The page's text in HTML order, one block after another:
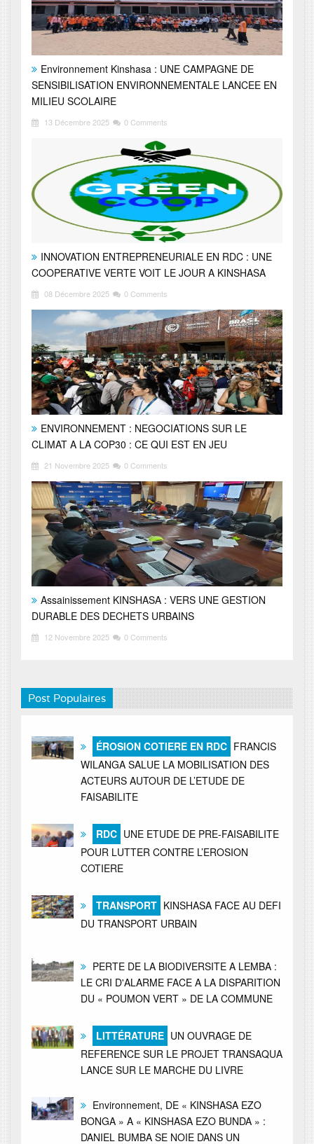
Environnement Kinshasa : UNE CAMPAGNE DE
SENSIBILISATION ENVIRONNEMENTALE LANCEE EN
MILIEU SCOLAIRE
13 Décembre 2025 0 Comments
INNOVATION ENTREPRENEURIALE EN RDC : UNE
COOPERATIVE VERTE VOIT LE JOUR A KINSHASA
08 Décembre 2025 0 Comments
ENVIRONNEMENT : NEGOCIATIONS SUR LE
CLIMAT A LA COP30 : CE QUI EST EN JEU
21 Novembre 2025 0 Comments
Assainissement KINSHASA : VERS UNE GESTION
DURABLE DES DECHETS URBAINS
12 Novembre 2025 0 Comments
Post Populaires
ÉROSION COTIERE EN RDC FRANCIS
WILANGA SALUE LA MOBILISATION DES
ACTEURS AUTOUR DE L’ETUDE DE
FAISABILITE
RDC UNE ETUDE DE PRE-FAISABILITE
POUR LUTTER CONTRE L’EROSION
COTIERE
TRANSPORT KINSHASA FACE AU DEFI
DU TRANSPORT URBAIN
PERTE DE LA BIODIVERSITE A LEMBA :
LE CRI D'ALARME FACE A LA DISPARITION
DU « POUMON VERT » DE LA COMMUNE
LITTÉRATURE UN OUVRAGE DE
REFERENCE SUR LE PROJET TRANSAQUA
LANCE SUR LE MARCHE DU LIVRE
Environnement, DE « KINSHASA EZO
BONGA » A « KINSHASA EZO BUNDA » :
DANIEL BUMBA SE NOIE DANS UN